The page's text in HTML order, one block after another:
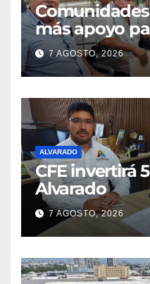
más apoyo
parcelas
7 AGOSTO, 2026
ALVARADO
CFE invertirá
Alvarado
7 AGOSTO, 2026